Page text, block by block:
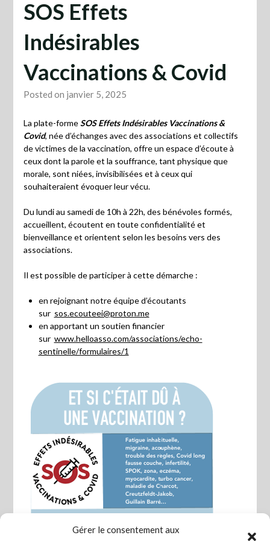
Gérer le consentement aux
SOS Effets
Indésirables
Vaccinations & Covid
Posted on janvier 5, 2025
La plate-formeSOS Effets Indésirables Vaccinations &
Covid, née d’échanges avec des associations et collectifs
de victimes de la vaccination, offre un espace d’écoute à
ceux dont la parole et la souffrance, tant physique que
morale, sont niées, invisibilisées et à ceux qui
souhaiteraient évoquer leur vécu.
Du lundi au samedi de 10h à 22h, des bénévoles formés,
accueillent, écoutent en toute confidentialité et
bienveillance et orientent selon les besoins vers des
associations.
Il est possible de participer à cette démarche :
en rejoignant notre équipe d’écoutants
sur sos.ecouteei@proton.me
en apportant un soutien financier
sur www.helloasso.com/associations/echo-
sentinelle/formulaires/1